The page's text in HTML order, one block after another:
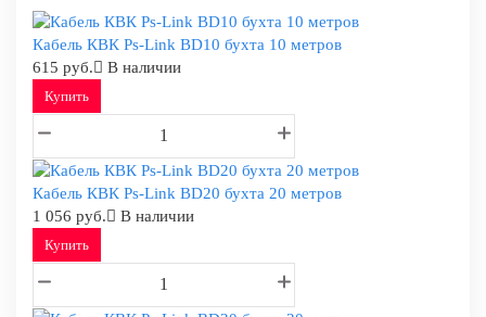
Кабель КВК Ps-Link BD10 бухта 10 метров
615 руб.
В наличии
Купить
Кабель КВК Ps-Link BD20 бухта 20 метров
1 056 руб.
В наличии
Купить